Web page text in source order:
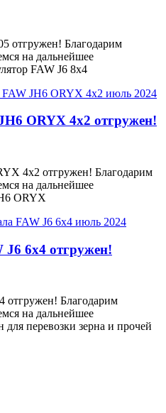
отгружен! Благодарим
на дальнейшее
FAW J6 8х4
ORYX 4х2 отгружен!
4х2 отгружен! Благодарим
на дальнейшее
ORYX
J6 6х4 отгружен!
отгружен! Благодарим
на дальнейшее
для перевозки зерна и прочей